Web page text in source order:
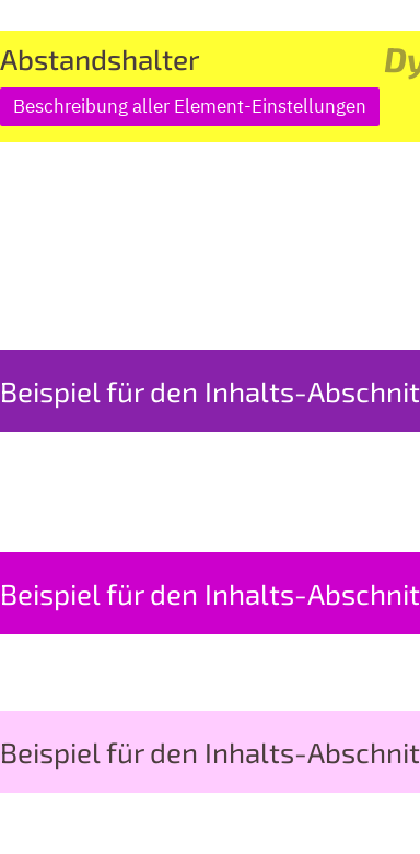
Abstandshalter
Beschreibung aller Element-Einstellungen
Beispiel für den Inhalts-
Beispiel für den Inhalts-
Beispiel für den Inhalts-